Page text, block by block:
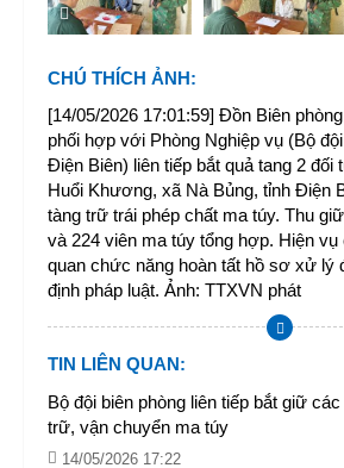
CHÚ THÍCH ẢNH:
[14/05/2026 17:01:59] Đồn Biên
phối hợp với Phòng Nghiệp vụ (Bộ
Điện Biên) liên tiếp bắt quả tang 2 đối
Huổi Khương, xã Nà Bủng, tỉnh Điện
tàng trữ trái phép chất ma túy. Thu
và 224 viên ma túy tổng hợp. Hiện
quan chức năng hoàn tất hồ sơ xử lý
định pháp luật. Ảnh: TTXVN phát
TIN LIÊN QUAN:
Bộ đội biên phòng liên tiếp bắt giữ
trữ, vận chuyển ma túy
14/05/2026 17:22